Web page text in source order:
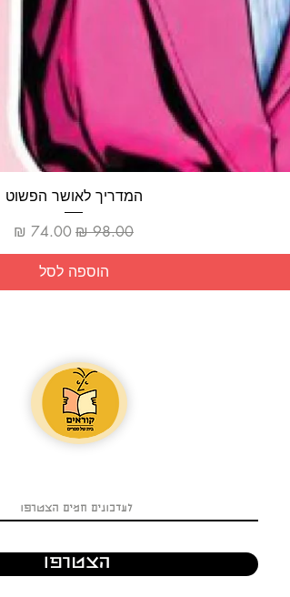
תצוגה מהירה
המדריך לאושר הפשוט
מחיר רגילמחיר מבצע
הוספה לסל
הצטרפו